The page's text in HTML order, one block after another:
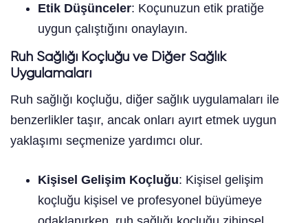
Etik Düşünceler: Koçunuzun etik pratiğe
uygun çalıştığını onaylayın.
Ruh Sağlığı Koçluğu ve Diğer Sağlık
Uygulamaları
Ruh sağlığı koçluğu, diğer sağlık uygulamaları ile
benzerlikler taşır, ancak onları ayırt etmek uygun
yaklaşımı seçmenize yardımcı olur.
Kişisel Gelişim Koçluğu: Kişisel gelişim
koçluğu kişisel ve profesyonel büyümeye